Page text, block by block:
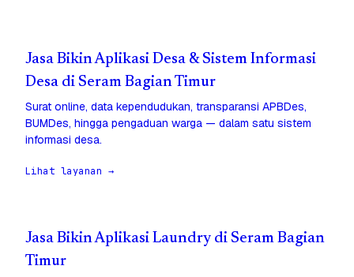
Jasa Bikin Aplikasi Desa & Sistem Informasi
Desa di Seram Bagian Timur
Surat online, data kependudukan, transparansi APBDes,
BUMDes, hingga pengaduan warga — dalam satu sistem
informasi desa.
Lihat layanan →
Jasa Bikin Aplikasi Laundry di Seram Bagian
Timur